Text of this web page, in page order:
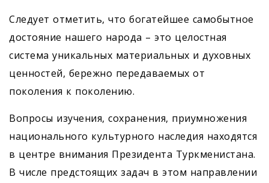
Следует отметить, что богатейшее самобытное
достояние нашего народа – это целостная
система уникальных материальных и духовных
ценностей, бережно передаваемых от
поколения к поколению.
Вопросы изучения, сохранения, приумножения
национального культурного наследия находятся
в центре внимания Президента Туркменистана.
В числе предстоящих задач в этом направлении